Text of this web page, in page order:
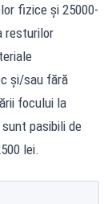
fizice şi 25000-
resturilor
şi/sau fără
focului la
pasibili de
lei.